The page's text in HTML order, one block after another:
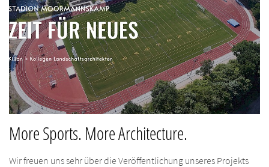
More Sports. More Architecture.
Wir freuen uns sehr über die Veröffentlichung unseres Projekts